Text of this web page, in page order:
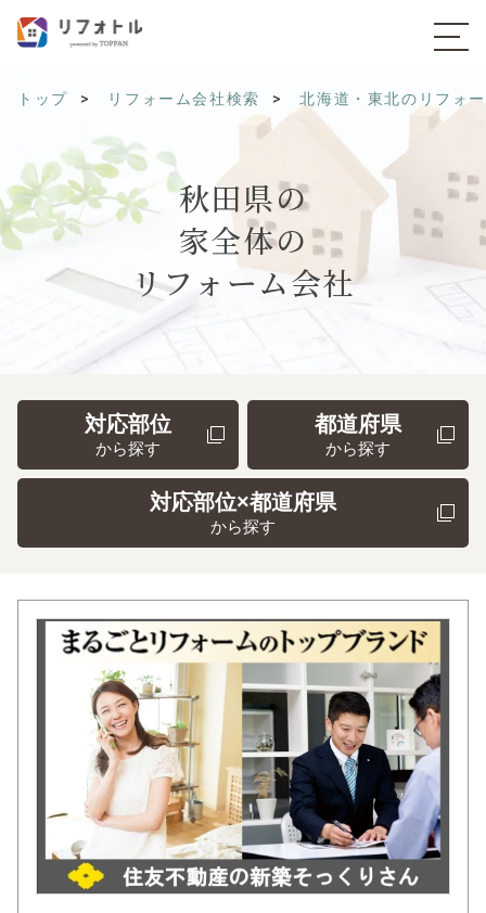
トップ リフォーム会社検索 北海道・東北のリフォ
秋田県の
家全体の
リフォーム会社
対応部位
から探す
都道府県
から探す
対応部位×都道府県
から探す